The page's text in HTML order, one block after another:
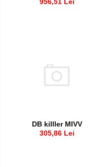
DB killler MIVV
305,86 Lei